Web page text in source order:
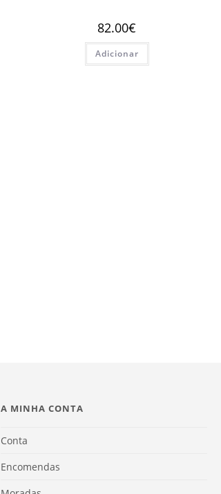
82.00€
Adicionar
A MINHA CONTA
Conta
Encomendas